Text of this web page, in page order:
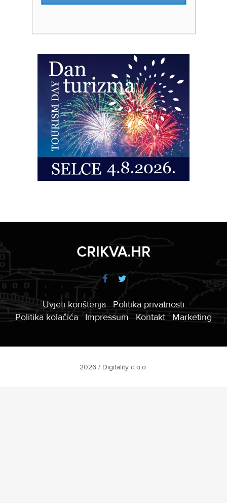
CRIKVA.HR
Uvjeti korištenja
Politika privatnosti
Politika kolačića
Impressum Kontakt Marketing
2026 / Digitality d.o.o.